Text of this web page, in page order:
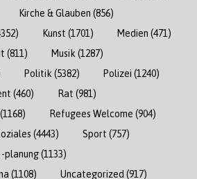
Kirche & Glauben (856)
Kunst (1701) Medien (471)
(811) Musik(1287)
Politik(5382) Polizei (1240)
(460) Rat (981)
(1168) Refugees Welcome (904)
(4443) Sport (757)
planung(1133)
(1108) Uncategorized (917)